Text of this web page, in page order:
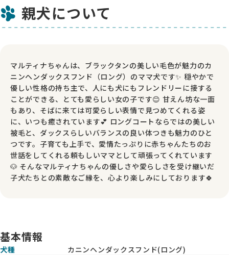
親犬について
マルティナちゃんは、ブラックタンの美しい毛色が魅力のカ
ニンヘンダックスフンド（ロング）のママ犬です✨ 穏やかで
優しい性格の持ち主で、人にも犬にもフレンドリーに接する
ことができる、とても愛らしい女の子です😊 甘えん坊な一面
もあり、そばに来ては可愛らしい表情で見つめてくれる姿
に、いつも癒されています💕 ロングコートならではの美しい
被毛と、ダックスらしいバランスの良い体つきも魅力のひと
つです。子育ても上手で、愛情たっぷりに赤ちゃんたちのお
世話をしてくれる頼もしいママとして頑張ってくれています
🐶 そんなマルティナちゃんの優しさや愛らしさを受け継いだ
子犬たちとの素敵なご縁を、心より楽しみにしております🍀
基本情報
犬種
カニンヘンダックスフンド(ロング)